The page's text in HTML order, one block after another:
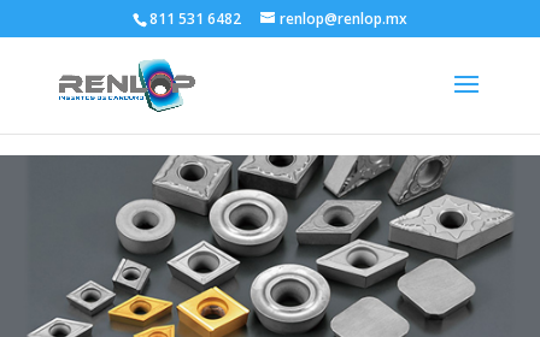
811 531 6482 renlop@renlop.mx